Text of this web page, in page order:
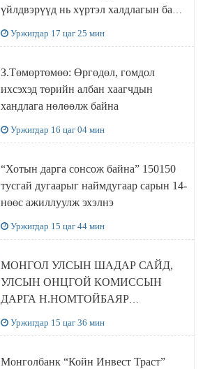
үйлдвэрүүд нь хүртэл халдлагын бай
Уржигдар 17 цаг 25 мин
З.Төмөртөмөө: Өргөдөл, гомдол
ихсэхэд төрийн албан хаагчдын
хандлага нөлөөлж байна
Уржигдар 16 цаг 04 мин
“Хотын дарга сонсож байна” 150150
тусгай дугаарыг наймдугаар сарын 14-
нөөс ажиллуулж эхэлнэ
Уржигдар 15 цаг 44 мин
МОНГОЛ УЛСЫН ШАДАР САЙД,
УЛСЫН ОНЦГОЙ КОМИССЫН
ДАРГА Н.НОМТОЙБАЯР
Уржигдар 15 цаг 36 мин
Монголбанк “Койн Инвест Траст”